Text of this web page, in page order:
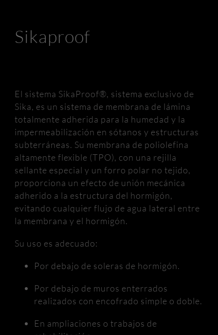
Sikaproof
El sistema SikaProof®, sistema exclusivo de
Sika, es un sistema de membrana de lámina
totalmente adherida para la humedad y la
impermeabilización en sótanos y estructuras
subterráneas. Su membrana de poliolefina
altamente flexible (TPO), con una rejilla
sellante especial y un forro polar no tejido,
proporciona un efecto de unión mecánica
adherido a la estructura del hormigón,
evitando cualquier flujo de agua lateral entre
la membrana y el hormigón.
Su uso es adecuado:
Por debajo de soleras de hormigón.
Por debajo de muros enterrados
realizados con encofrado simple o doble.
En ampliaciones o trabajos de